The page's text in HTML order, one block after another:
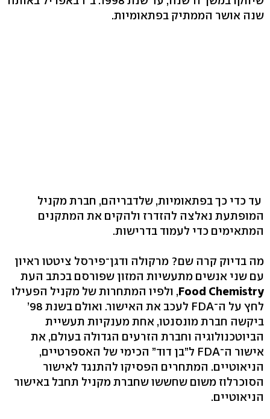
שנה אושר הממתיק בפתאומיות.
עד כדי כך בפתאומיות, שלדבריהם, חברת מקניל
המופתעת נאלצה להזדרז ולהקים את המתקנים
המתאימים כדי לעמוד בדרישות.
מה בדיוק קרה שם? מרקולה ודגן־פירסל ציטטו ראיון
עם שני אנשים מתעשיות המזון שפורסם בכתב העת
Food Chemistry, ולפיו המתחרות של מקניל הפעילו
לחץ על ה־FDA לעכב את האישור. ואולם בשנת 98’
ביקשה חברת מונסנטו, אחת מענקיות תעשיית
הביוטכנולוגיה וחברת הזרעים הגדולה בעולם, את
אישור ה־FDA ל”בן דוד” הכימי של האספרטיים,
הניאוטיים. המתחרים הפסיקו להתנגד לאישור
הסוכרלוז משום שחששו שחברת מקניל תחבל באישור
הניאוטיים.